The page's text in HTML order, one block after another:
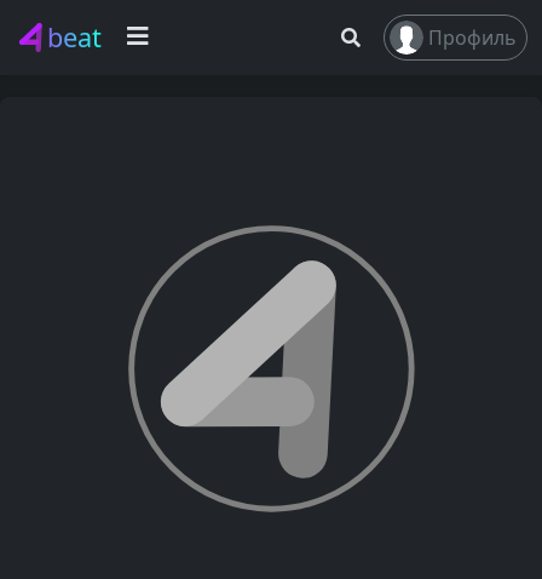
beat Профиль